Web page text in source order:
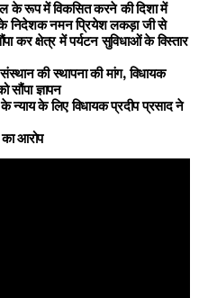
के रूप में विकसित करने की दिशा में
निदेशक नमन प्रियेश लकड़ा जी से
कर क्षेत्र में पर्यटन सुविधाओं के विस्तार
की स्थापना की मांग, विधायक
ज्ञापन
न्याय के लिए विधायक प्रदीप प्रसाद ने
आरोप